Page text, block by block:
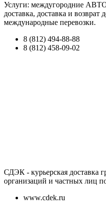
Услуги: междугородние АВТО
доставка, доставка и возврат
международные перевозки.
8 (812) 494-88-88
8 (812) 458-09-02
СДЭК - курьерская доставка
организаций и частных лиц
www.cdek.ru